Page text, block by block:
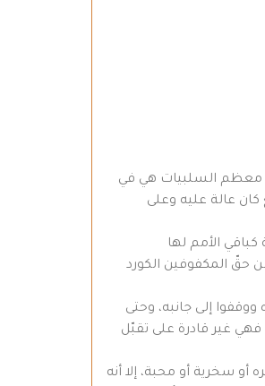
معظم السلبيات هي في
عالة عليه وعلى
الأمم لها
حقّ المكفوفين الكورد
إلى جانبه، وحتى
فهي غير قادرة على تقبّل
سخرية أو محبة، إلا أنه